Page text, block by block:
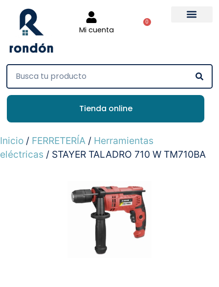
Mi cuenta
0
Tienda online
Inicio / FERRETERÍA / Herramientas
eléctricas / STAYER TALADRO 710 W TM710BA